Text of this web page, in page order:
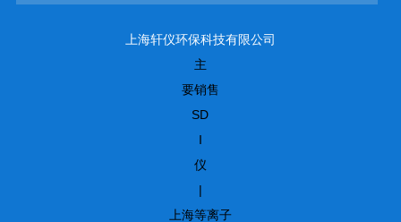
上海轩仪环保科技有限公司
主
要销售
SD
I
仪
|
上海等离子